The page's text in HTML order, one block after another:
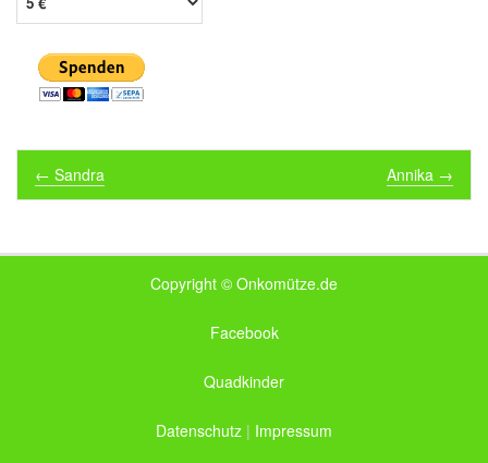
Post navigation
← Sandra Annika →
Copyright © Onkomütze.de
Facebook
Quadkinder
Datenschutz | Impressum